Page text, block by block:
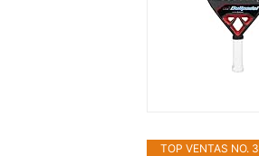
TOP VENTAS NO. 3